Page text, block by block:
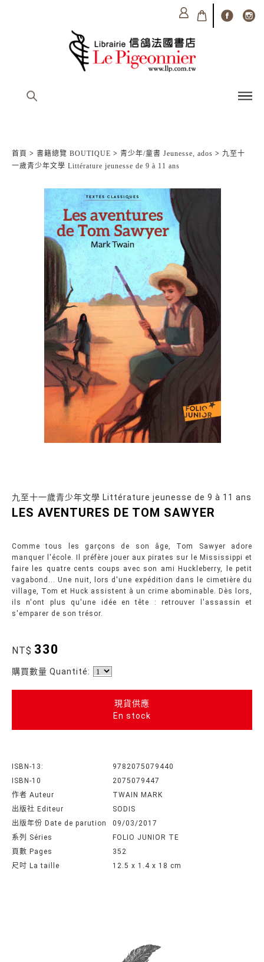
首頁 > 書籍總覽 BOUTIQUE > 青少年/童書 Jeunesse, ados > 九至十
一歲青少年文學 Littérature jeunesse de 9 à 11 ans
九至十一歲青少年文學 Littérature jeunesse de 9 à 11 ans
LES AVENTURES DE TOM SAWYER
Comme tous les garçons de son âge, Tom Sawyer adore
manquer l'école. Il préfère jouer aux pirates sur le Mississippi et
faire les quatre cents coups avec son ami Huckleberry, le petit
vagabond... Une nuit, lors d'une expédition dans le cimetière du
village, Tom et Huck assistent à un crime abominable. Dès lors,
ils n'ont plus qu'une idée en tête : retrouver l'assassin et
s'emparer de son trésor.
NT$ 330
購買數量 Quantité:
現貨供應
En stock
ISBN-13:
9782075079440
ISBN-10
2075079447
作者 Auteur
TWAIN MARK
出版社 Editeur
SODIS
出版年份 Date de parution
09/03/2017
系列 Séries
FOLIO JUNIOR TE
頁數 Pages
352
尺吋 La taille
12.5 x 1.4 x 18 cm